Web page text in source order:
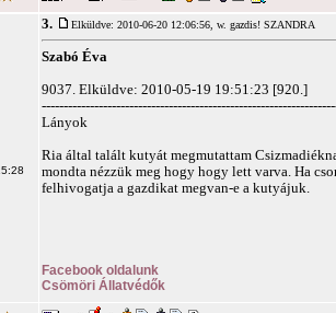
3. Elküldve: 2010-06-20 12:06:56, w. gazdis! SZANDRA
Szabó Éva
9037. Elküldve: 2010-05-19 19:51:23 [920.]
Lányok
Ria által talált kutyát megmutattam
mondta nézzük meg hogy hogy lett varva. Ha
felhivogatja a gazdikat megvan-e a kutyájuk.
Facebook oldalunk
Csömöri Állatvédők